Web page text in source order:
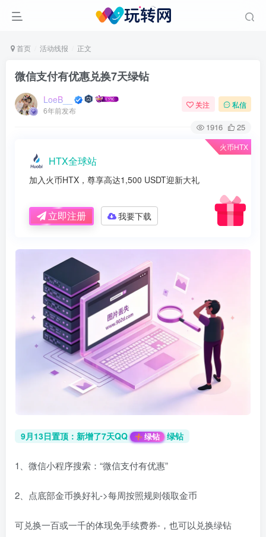
首页 活动线报 正文
微信支付有优惠兑换7天绿钻
LoeB__
6年前发布
关注 私信
1916 25
火币HTX
HTX全球站
加入火币HTX，尊享高达1,500 USDT迎新大礼
立即注册 我要下载
9月13日置顶：新增了7天QQ 绿钻 绿钻
1、微信小程序搜索：“微信支付有优惠”
2、点底部金币换好礼->每周按照规则领取金币
可兑换一百或一千的体现免手续费券-，也可以兑换绿钻